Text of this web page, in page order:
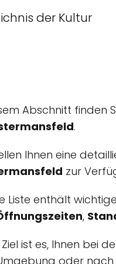
der Kultur
Abschnitt finden
.
Ihnen eine
zur
Liste enthält
,
Ziel ist es, Ihnen bei
oder